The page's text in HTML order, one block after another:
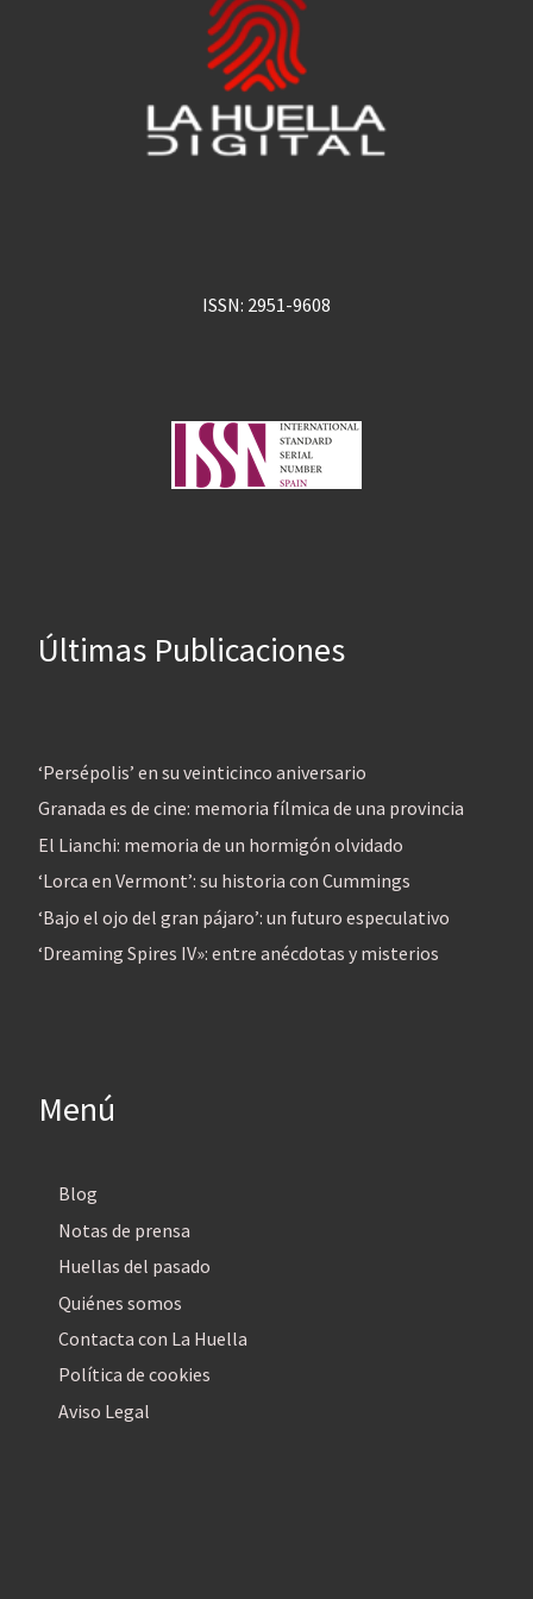
ISSN: 2951-9608
Últimas Publicaciones
‘Persépolis’ en su veinticinco aniversario
Granada es de cine: memoria fílmica de una provincia
El Lianchi: memoria de un hormigón olvidado
‘Lorca en Vermont’: su historia con Cummings
‘Bajo el ojo del gran pájaro’: un futuro especulativo
‘Dreaming Spires IV»: entre anécdotas y misterios
Menú
Blog
Notas de prensa
Huellas del pasado
Quiénes somos
Contacta con La Huella
Política de cookies
Aviso Legal